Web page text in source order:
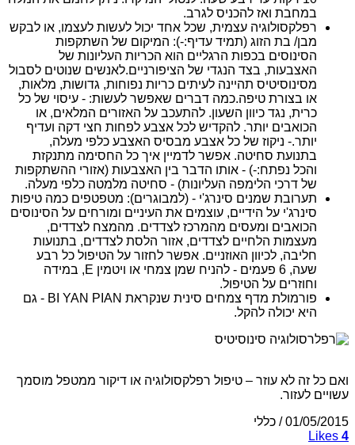
במחבת ואז להכניס לגרב.
רפלקסולוגיה עצמית, שכל אחד יכול לעשות לעצמו, או לבקש
מבן/ בת הזוג (תמיד עדיף:-): המיקום של השתקפות
הסינוסים בכפות הרגליים הוא הכריות העליונות של
האצבעות, בצד הנגדי של הציפורניים.לאנשים שנוטים לסבול
מסינוסיטיס תהיינה לעיתים כריות נפוחות, גדושות, מלאות,
או בצורת טיפה.כמה דברים שאפשר לעשות: - עיסוי של כל
כרית, נגד כיוון השעון. להתעכב על האזורים המלאים, או
הכואבים יותר. להקדיש לכל אצבע לפחות חצי דקה ועדיף
יותר.- ניקוז של כל אצבע מבסיס האצבע כלפי מעלה,
בתנועת סחיטה. אפשר לדמיין איך כל החסימה מתנקזת
והכל נפתח:-) - אותו הדבר בין האצבעות (אזורי ההשתקפות
של דרכי הלימפה העליונות) - סחיטה מלמטה כלפי מעלה.
תערובת שמנים סינרג'י - (למבוגרים): מטפטפים כמה טיפות
סינרג'י על הידיים, עוצמים את העיניים ומורחים על הסינוסים
הכואבים ומעסים מהמרכז לצדדים. מהמצח לצדדים,
מעצמות הלחיים לצדדים, אזור הלסת לצדדים, בתנועות
חליבה, לכיוון האוזניים. אפשר לחזור על הטיפול כל רבע
שעה, 6 פעמים - להניח שמן צמחי או ויטמין E, במידה
וחוזרים על הטיפול.
פורמולת מדף צמחים סינית שנקראת BI YAN PIAN - גם
היא יכולה להקל.
ואם כל זה לא עוזר – טיפול רפלקסולוגיה או דיקור ממטפל מוסמך
עשויים לעזור.
01/05/2015
/ כללי
4